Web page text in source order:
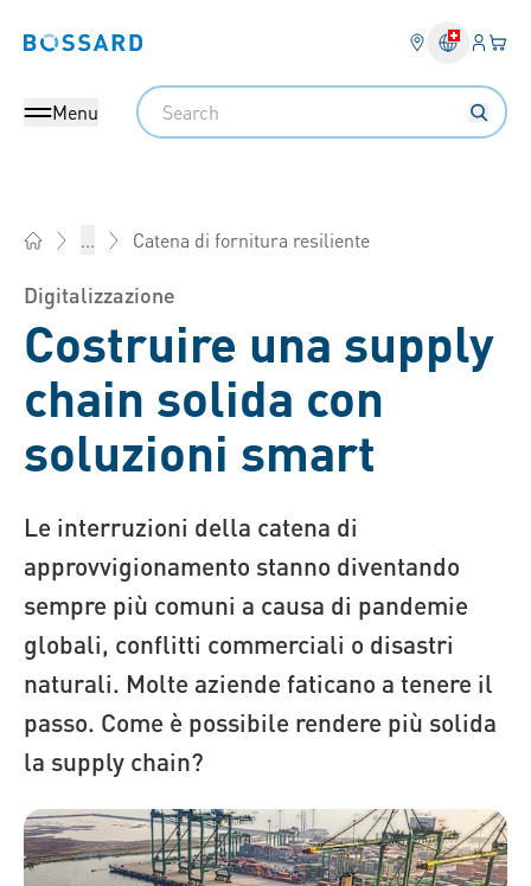
Bossard homepage Login
Il
Menu
Search
... Catena di fornitura resiliente
Digitalizzazione
Costruire una supply
chain solida con
soluzioni smart
Le interruzioni della catena di
approvvigionamento stanno diventando
sempre più comuni a causa di pandemie
globali, conflitti commerciali o disastri
naturali. Molte aziende faticano a tenere il
passo. Come è possibile rendere più solida
la supply chain?